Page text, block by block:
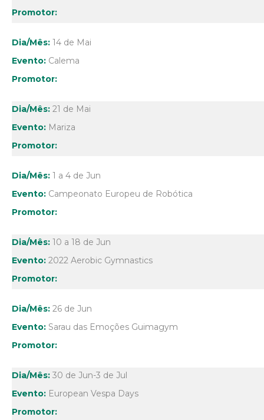
14 de Mai
Calema
21 de Mai
Mariza
1 a 4 de Jun
Campeonato Europeu de Robótica
10 a 18 de Jun
2022 Aerobic Gymnastics
26 de Jun
Sarau das Emoções Guimagym
30 de Jun-3 de Jul
European Vespa Days